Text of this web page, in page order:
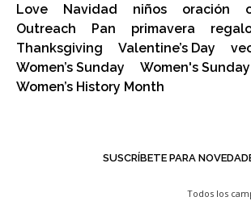
Love
Navidad niños oración
Outreach
Pan primavera
Thanksgiving
Valentine’s Day
Women’s Sunday
Women's Sunday
Women’s History Month
SUSCRÍBETE PARA
Todos los